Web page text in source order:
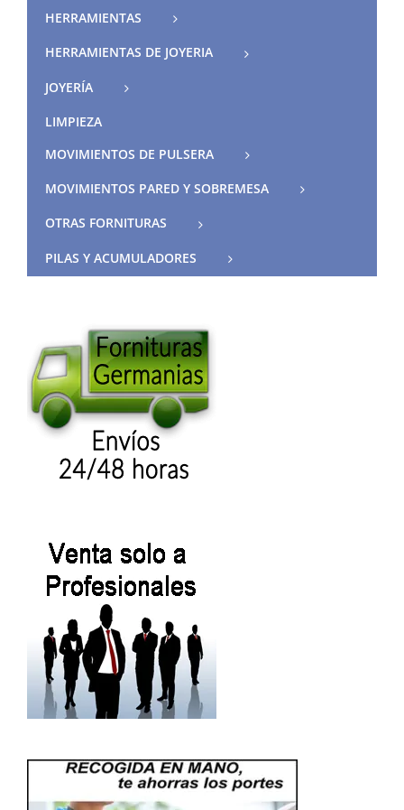
HERRAMIENTAS
HERRAMIENTAS DE JOYERIA
JOYERÍA
LIMPIEZA
MOVIMIENTOS DE PULSERA
MOVIMIENTOS PARED Y SOBREMESA
OTRAS FORNITURAS
PILAS Y ACUMULADORES